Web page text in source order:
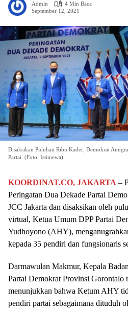
Admin
4 Min Baca
September 12, 2021
Disaksikan Puluhan Ribu Kader, Demokrat
Partai. (Foto: Istimewa)
KOORDINAT.CO, JAKARTA –
Peringatan Dua Dekade Partai
JCC Jakarta dan disaksikan oleh
virtual, Ketua Umum DPP Partai
Yudhoyono (AHY),
kepada 35 pendiri dan fungsionaris
Darmawulan Makmur, Kepala
Partai Demokrat Provinsi Gorontalo
menunjukkan bahwa Ketum AHY
pendiri partai sebagaimana dituduh